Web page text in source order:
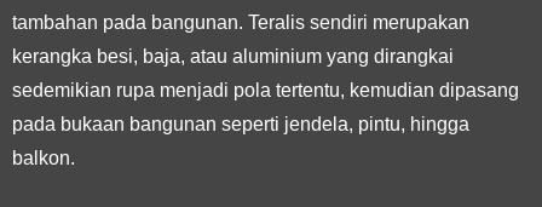
tambahan pada bangunan. Teralis sendiri merupakan
kerangka besi, baja, atau aluminium yang dirangkai
sedemikian rupa menjadi pola tertentu, kemudian dipasang
pada bukaan bangunan seperti jendela, pintu, hingga
balkon.